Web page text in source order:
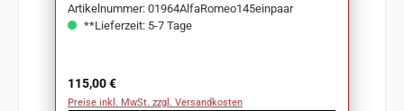
Artikelnummer: 01964AlfaRomeo145einpaar
**Lieferzeit: 5-7 Tage
Regulärer Preis:
115,00 €
Preise inkl. MwSt. zzgl. Versandkosten